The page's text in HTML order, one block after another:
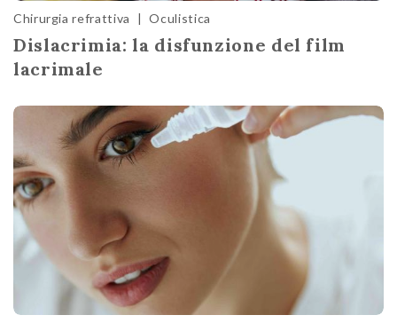
Chirurgia refrattiva | Oculistica
Dislacrimia: la disfunzione del film
lacrimale